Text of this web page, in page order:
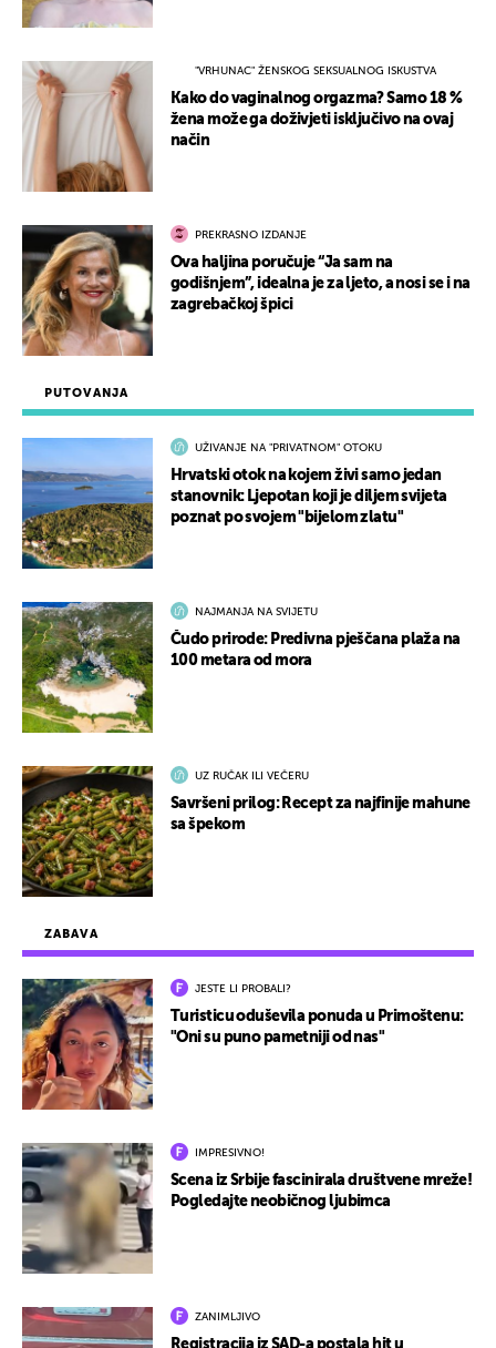
ZABAVA
JESTE LI PROBALI?
Turisticu oduševila ponuda u Primoštenu:
"Oni su puno pametniji od nas"
IMPRESIVNO!
Scena iz Srbije fascinirala društvene mreže!
Pogledajte neobičnog ljubimca
ZANIMLJIVO
Registracija iz SAD-a postala hit u
PUTOVANJA
UŽIVANJE NA "PRIVATNOM" OTOKU
Hrvatski otok na kojem živi samo jedan
stanovnik: Ljepotan koji je diljem svijeta
poznat po svojem "bijelom zlatu"
NAJMANJA NA SVIJETU
Čudo prirode: Predivna pješčana plaža na
100 metara od mora
UZ RUČAK ILI VEČERU
Savršeni prilog: Recept za najfinije mahune
sa špekom
"VRHUNAC" ŽENSKOG SEKSUALNOG ISKUSTVA
Kako do vaginalnog orgazma? Samo 18 %
žena može ga doživjeti isključivo na ovaj
način
PREKRASNO IZDANJE
Ova haljina poručuje “Ja sam na
godišnjem”, idealna je za ljeto, a nosi se i na
zagrebačkoj špici